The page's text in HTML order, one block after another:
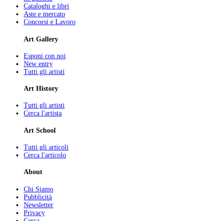
Cataloghi e libri
Aste e mercato
Concorsi e Lavoro
Art Gallery
Esponi con noi
New entry
Tutti gli artisti
Art History
Tutti gli artisti
Cerca l'artista
Art School
Tutti gli articoli
Cerca l'articolo
About
Chi Siamo
Pubblicità
Newsletter
Privacy